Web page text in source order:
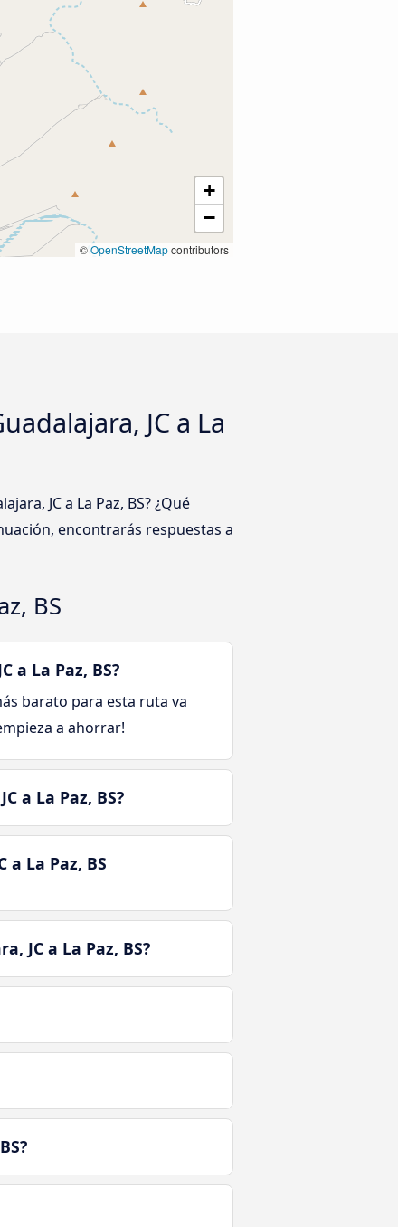
+
−
©OpenStreetMapcontributors
JC a La
JC a La Paz, BS? ¿Qué
encontrarás respuestas a
BS
a La Paz, BS?
barato para esta ruta va
a ahorrar!
a La Paz, BS?
La Paz, BS
JC a La Paz, BS?